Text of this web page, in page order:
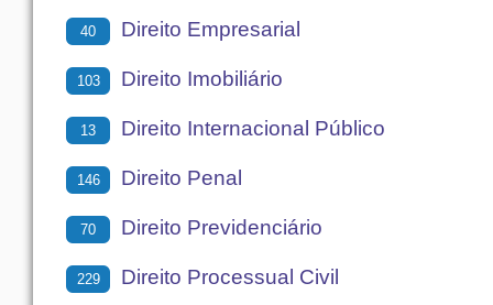
40 Direito Empresarial
103 Direito Imobiliário
13 Direito Internacional Público
146 Direito Penal
70 Direito Previdenciário
229 Direito Processual Civil